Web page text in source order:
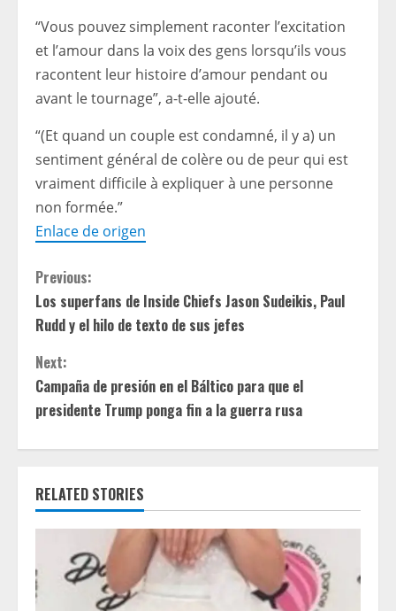
“Vous pouvez simplement raconter l’excitation
et l’amour dans la voix des gens lorsqu’ils vous
racontent leur histoire d’amour pendant ou
avant le tournage”, a-t-elle ajouté.
“(Et quand un couple est condamné, il y a) un
sentiment général de colère ou de peur qui est
vraiment difficile à expliquer à une personne
non formée.”
Enlace de origen
C
o
n
t
i
u
R
Previous:
Los superfans de Inside Chiefs Jason Sudeikis, Paul
Rudd y el hilo de texto de sus jefes
Next:
Campaña de presión en el Báltico para que el
presidente Trump ponga fin a la guerra rusa
RELATED STORIES